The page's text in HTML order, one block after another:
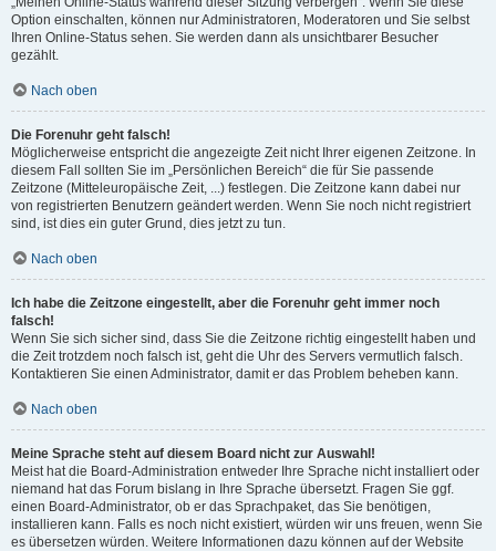
Option einschalten, können nur Administratoren, Moderatoren und Sie selbst
Ihren Online-Status sehen. Sie werden dann als unsichtbarer Besucher
gezählt.
Nach oben
Die Forenuhr geht falsch!
Möglicherweise entspricht die angezeigte Zeit nicht Ihrer eigenen Zeitzone. In
diesem Fall sollten Sie im „Persönlichen Bereich“ die für Sie passende
Zeitzone (Mitteleuropäische Zeit, ...) festlegen. Die Zeitzone kann dabei nur
von registrierten Benutzern geändert werden. Wenn Sie noch nicht registriert
sind, ist dies ein guter Grund, dies jetzt zu tun.
Nach oben
Ich habe die Zeitzone eingestellt, aber die Forenuhr geht immer noch
falsch!
Wenn Sie sich sicher sind, dass Sie die Zeitzone richtig eingestellt haben und
die Zeit trotzdem noch falsch ist, geht die Uhr des Servers vermutlich falsch.
Kontaktieren Sie einen Administrator, damit er das Problem beheben kann.
Nach oben
Meine Sprache steht auf diesem Board nicht zur Auswahl!
Meist hat die Board-Administration entweder Ihre Sprache nicht installiert oder
niemand hat das Forum bislang in Ihre Sprache übersetzt. Fragen Sie ggf.
einen Board-Administrator, ob er das Sprachpaket, das Sie benötigen,
installieren kann. Falls es noch nicht existiert, würden wir uns freuen, wenn Sie
es übersetzen würden. Weitere Informationen dazu können auf der Website